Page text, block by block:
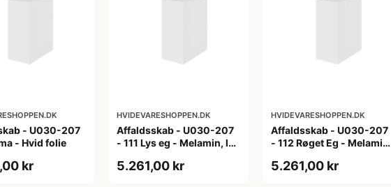
- U030-207
- Hvid folie
kr
HVIDEVARESHOPPEN.DK
Affaldsskab - U030-207
- 111 Lys eg - Melamin, lys
5.261,00 kr
HVIDEVARESHOPPEN.DK
Affaldsskab - U030-207
- 112 Røget Eg - Melamin,
5.261,00 kr